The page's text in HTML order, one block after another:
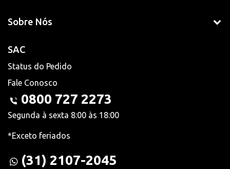
Sobre Nós
SAC
Status do Pedido
Fale Conosco
0800 727 2273
Segunda à sexta 8:00 às 18:00
*Exceto feriados
(31) 2107-2045